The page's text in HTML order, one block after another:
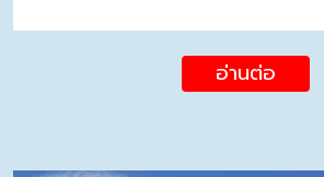
อ่านต่อ